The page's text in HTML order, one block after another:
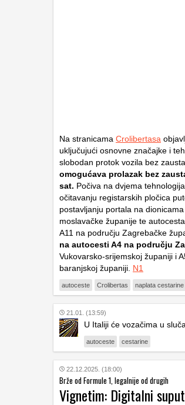
Na stranicama Crolibertasa
uključujući osnovne značajke i
slobodan protok vozila bez
omogućava prolazak bez
sat. Počiva na dvjema
očitavanju registarskih pločica
postavljanju portala na
moslavačke županije te
A11 na području Zagrebačke
na autocesti A4 na području
Vukovarsko-srijemskoj županiji i
baranjskoj županiji. N1
autoceste Crolibertas naplata cestarine
21.01. (13:59)
U Italiji će vozačima u
autoceste cestarine
22.12.2025. (18:00)
Brže od Formule 1, legalnije od drugih
Vignetim: Digitalni